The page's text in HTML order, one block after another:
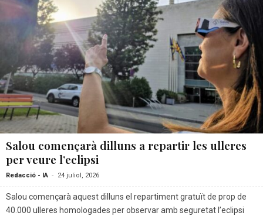
Salou començarà dilluns a repartir les ulleres
per veure l’eclipsi
Redacció - IA - 24 juliol, 2026
Salou començarà aquest dilluns el repartiment gratuït de prop de
40.000 ulleres homologades per observar amb seguretat l’eclipsi